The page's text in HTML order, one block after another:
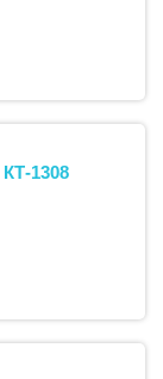
КТ-1308